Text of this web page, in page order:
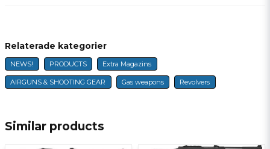
name
Name
email
E-mail
Similar products
Relaterade kategorier
NEWS! PRODUCTS Extra Magazins
AIRGUNS & SHOOTING GEAR Gas weapons Revolvers